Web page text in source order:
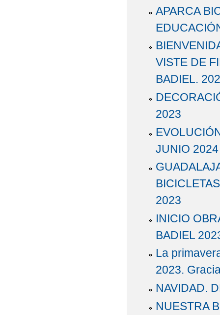
APARCA
VISTE DE
BADIEL.
2023
JUNIO 2024
2023
INICIO
BADIEL
La
2023.
NAVIDAD.
NUESTRA